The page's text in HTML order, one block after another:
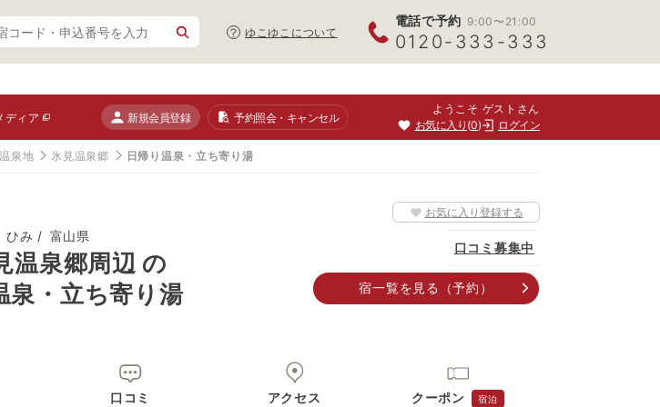
ゆこゆこについて
電話で予約 9:00〜21:00
0120-333-333
ディア 新規会員登録 予約照会・キャンセル
ようこそ ゲストさん
お気に入り 0 ログイン
泉地 氷見温泉郷 日帰り温泉・立ち寄り湯
ひみ 富山県
温泉郷周辺 の
泉・立ち寄り湯
お気に入り登録する
口コミ募集中
宿一覧を見る （予約）
口コミ アクセス クーポン 宿泊